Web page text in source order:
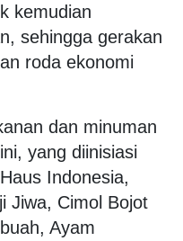
kemudian
sehingga gerakan
roda ekonomi
dan minuman
yang diinisiasi
Indonesia,
Jiwa, Cimol Bojot
Ayam